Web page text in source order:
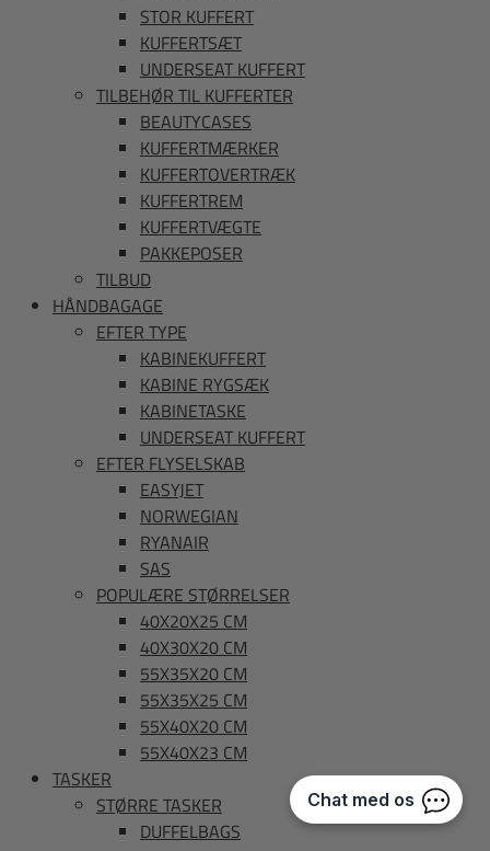
STOR KUFFERT
KUFFERTSÆT
UNDERSEAT KUFFERT
TILBEHØR TIL KUFFERTER
BEAUTYCASES
KUFFERTMÆRKER
KUFFERTOVERTRÆK
KUFFERTREM
KUFFERTVÆGTE
PAKKEPOSER
TILBUD
HÅNDBAGAGE
EFTER TYPE
KABINEKUFFERT
KABINE RYGSÆK
KABINETASKE
UNDERSEAT KUFFERT
EFTER FLYSELSKAB
EASYJET
NORWEGIAN
RYANAIR
SAS
POPULÆRE STØRRELSER
40X20X25 CM
40X30X20 CM
55X35X20 CM
55X35X25 CM
55X40X20 CM
55X40X23 CM
TASKER
STØRRE TASKER
DUFFELBAGS